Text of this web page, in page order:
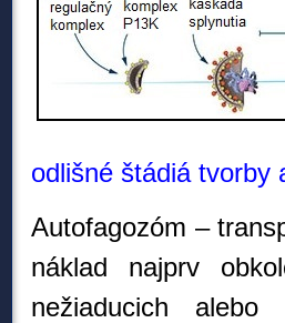
odlišné štádiá tvorby
Autofagozóm –
náklad najprv
nežiaducich alebo